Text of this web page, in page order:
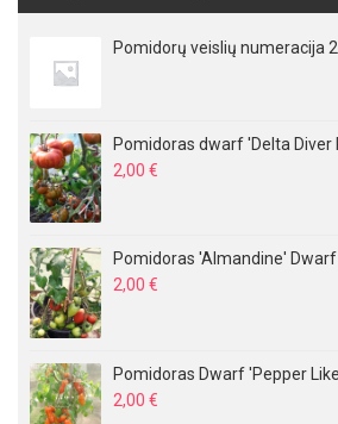
Pomidorų veislių numeracija
Pomidoras dwarf 'Delta Diver
2,00 €
Pomidoras 'Almandine' Dwarf
2,00 €
Pomidoras Dwarf 'Pepper
2,00 €